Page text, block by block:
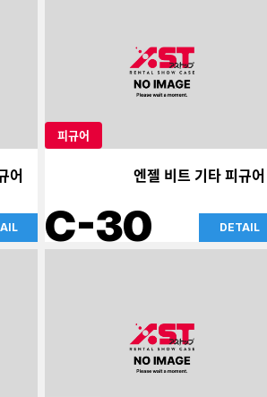
어
피규어
엔젤 비트 기타 피규어
C-30 DETAIL